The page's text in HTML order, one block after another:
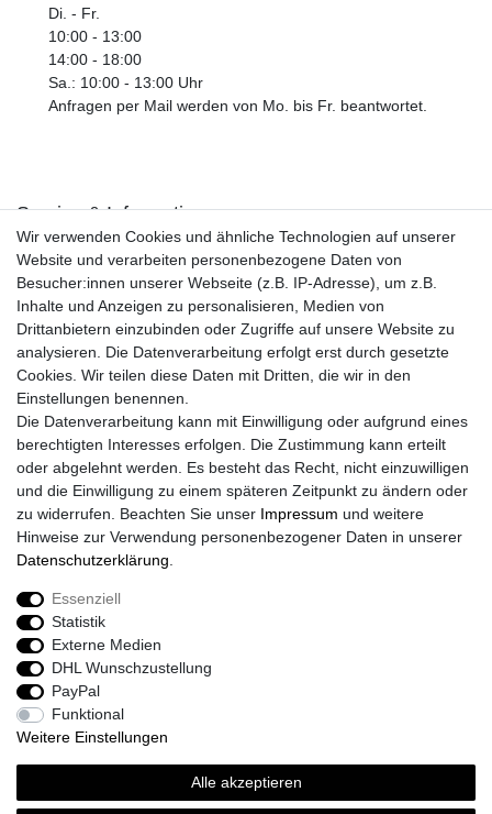
Di. - Fr.
10:00 - 13:00
14:00 - 18:00
Sa.: 10:00 - 13:00 Uhr
Anfragen per Mail werden von Mo. bis Fr. beantwortet.
Service & Informationen
Kontakt
Retouren
Widerrufsrecht
Widerrufs­formular
Impressum
Daten­schutz­erklärung
AGB
Größentabelle
Kataloge
Barrierefreiheitserklärung
Sicherheitsinformationen
Zahlung und Versand
Sport-Versand24 Community
Wir verwenden Cookies und ähnliche Technologien auf unserer
Website und verarbeiten personenbezogene Daten von
Besucher:innen unserer Webseite (z.B. IP-Adresse), um z.B.
Inhalte und Anzeigen zu personalisieren, Medien von
Drittanbietern einzubinden oder Zugriffe auf unsere Website zu
analysieren. Die Datenverarbeitung erfolgt erst durch gesetzte
Cookies. Wir teilen diese Daten mit Dritten, die wir in den
Einstellungen benennen.
Die Datenverarbeitung kann mit Einwilligung oder aufgrund eines
berechtigten Interesses erfolgen. Die Zustimmung kann erteilt
oder abgelehnt werden. Es besteht das Recht, nicht einzuwilligen
und die Einwilligung zu einem späteren Zeitpunkt zu ändern oder
zu widerrufen. Beachten Sie unser Impressum und weitere
Hinweise zur Verwendung personenbezogener Daten in unserer
Daten­schutz­erklärung
Essenziell
Statistik
Externe Medien
DHL Wunschzustellung
PayPal
Funktional
Weitere Einstellungen
Alle akzeptieren